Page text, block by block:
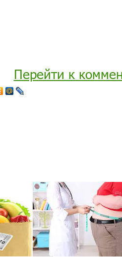
Перейти к